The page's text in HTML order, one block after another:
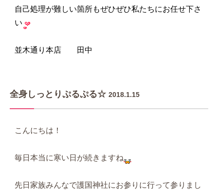
自己処理が難しい箇所もぜひぜひ私たちにお任せ下さ
い
並木通り本店 田中
全身しっとりぷるぷる☆ 2018.1.15
こんにちは！
毎日本当に寒い日が続きますね
先日家族みんなで護国神社にお参りに行って参りまし